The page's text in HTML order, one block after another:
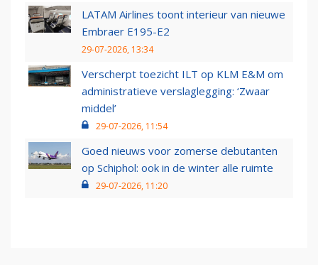
LATAM Airlines toont interieur van nieuwe
Embraer E195-E2
29-07-2026, 13:34
Verscherpt toezicht ILT op KLM E&M om
administratieve verslaglegging: ‘Zwaar
middel’
29-07-2026, 11:54
Goed nieuws voor zomerse debutanten
op Schiphol: ook in de winter alle ruimte
29-07-2026, 11:20